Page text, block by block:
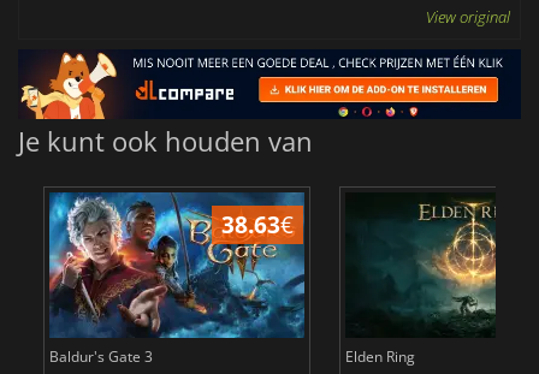
View original
Je kunt ook houden van
38.63€
Baldur's Gate 3 Elden Ring